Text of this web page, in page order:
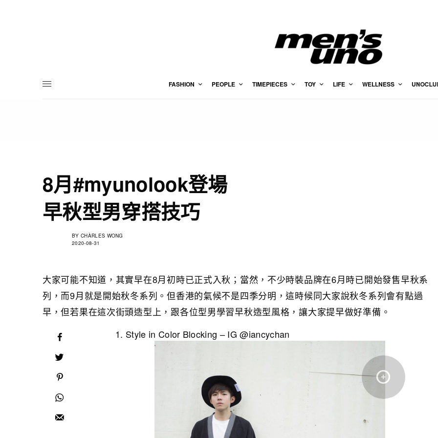
FASHION PEOPLE TIMEPIECES TOY LIFE WELLNESS
8月#myunolook登場
早秋型男穿搭技巧
BY CHÀRLES WONG
2020-08-31
大家可能不知道，其實早在8月初時已正式入秋；當然，不少時裝品牌在6月時已開始發售早秋系
列，而9月就是開始秋冬系列。但香港的氣候不是四季分明，這時候同大家說秋冬系列會有點過
早，但若果在這次街頭造型上，跟各位型男學習早秋造型風格，讓大家提早做好準備。
Style in Color Blocking – IG @iancychan